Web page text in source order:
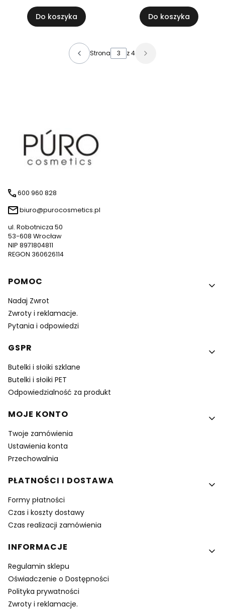
Do koszyka Do koszyka
Strona z 4
600 960 828
biuro@purocosmetics.pl
ul. Robotnicza 50
53-608 Wrocław
NIP 8971804811
REGON 360626114
Linki w stopce
POMOC
Nadaj Zwrot
Zwroty i reklamacje.
Pytania i odpowiedzi
GSPR
Butelki i słoiki szklane
Butelki i słoiki PET
Odpowiedzialność za produkt
MOJE KONTO
Twoje zamówienia
Ustawienia konta
Przechowalnia
PŁATNOŚCI I DOSTAWA
Formy płatności
Czas i koszty dostawy
Czas realizacji zamówienia
INFORMACJE
Regulamin sklepu
Oświadczenie o Dostępności
Polityka prywatności
Zwroty i reklamacje.